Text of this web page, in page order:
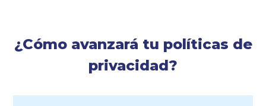
¿Cómo avanzará tu políticas de
privacidad?